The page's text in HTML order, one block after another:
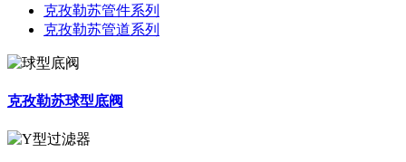
克孜勒苏管件系列
克孜勒苏管道系列
克孜勒苏球型底阀